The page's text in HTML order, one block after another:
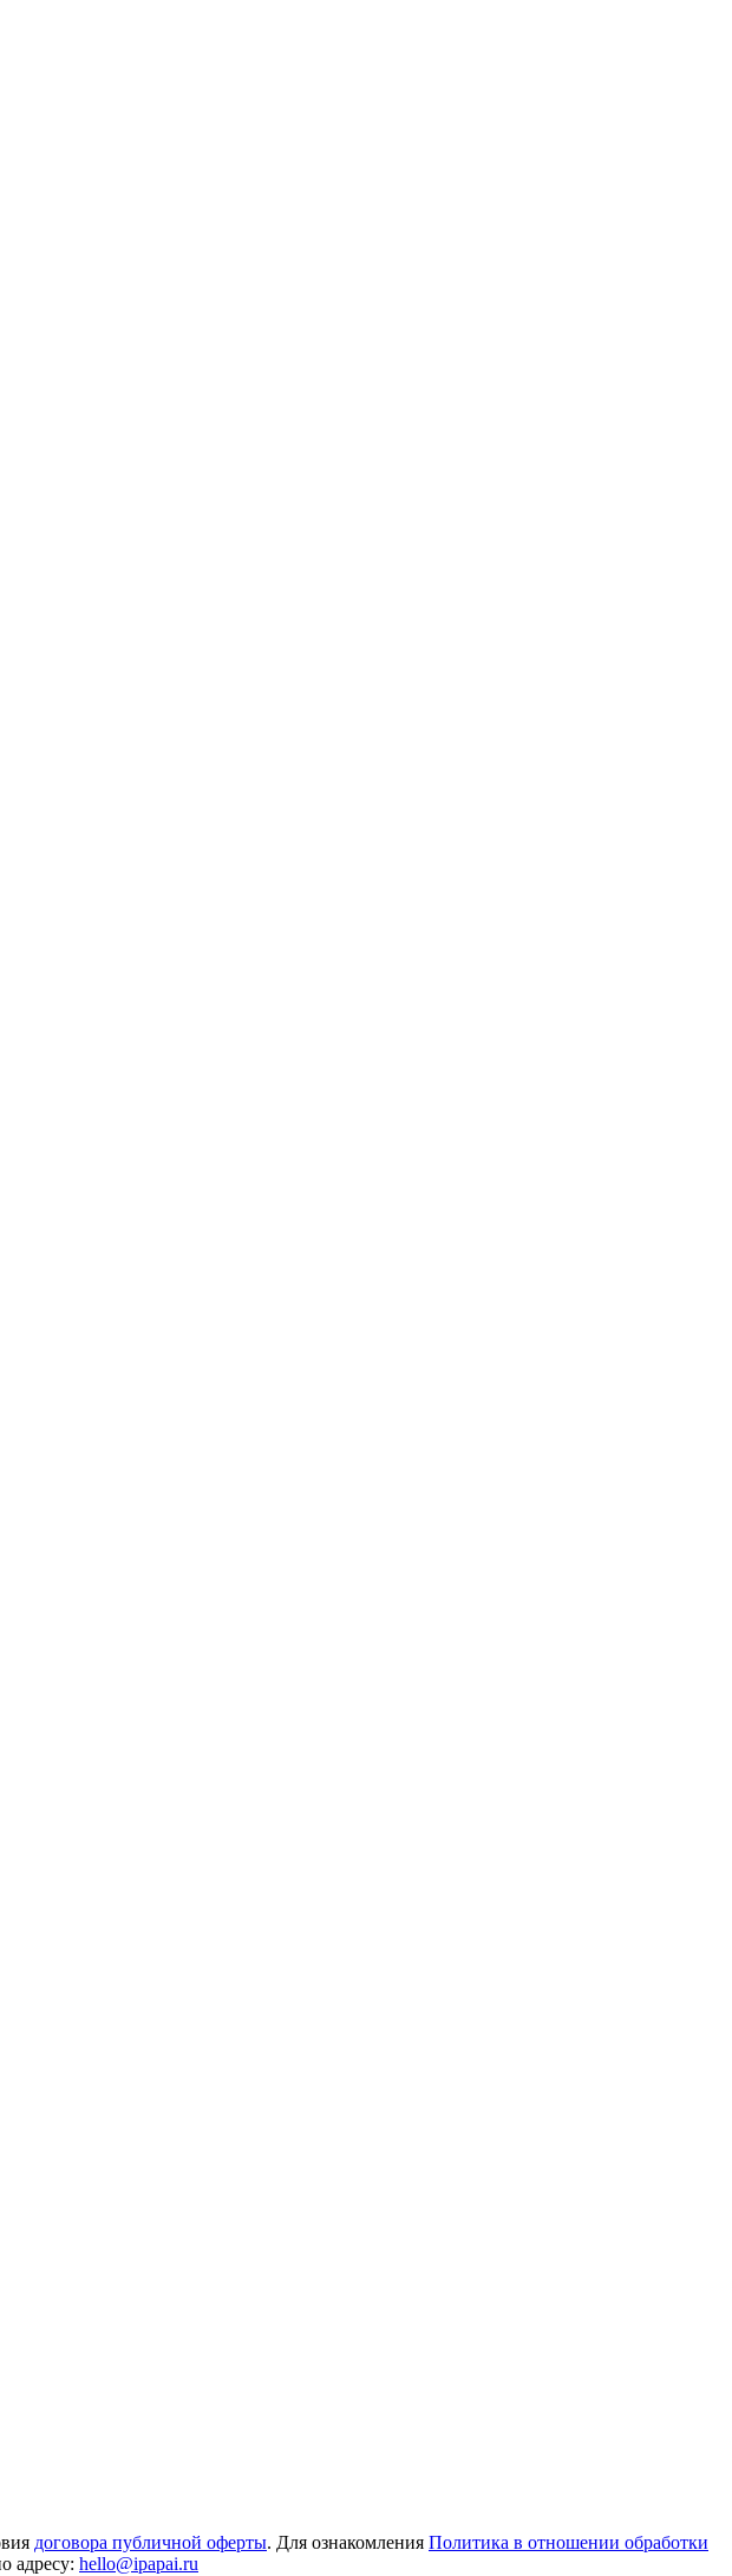
договора публичной оферты. Для ознакомления Политика в отношении обработки
адресу: hello@ipapai.ru